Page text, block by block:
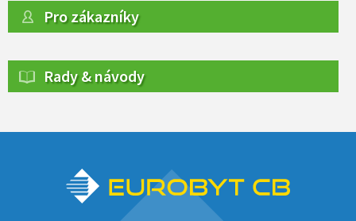
Pro zákazníky
Rady & návody